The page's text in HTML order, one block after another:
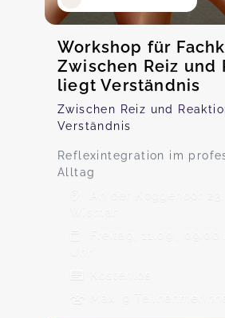
Workshop für
Zwischen Reiz und
liegt Verständnis
Zwischen Reiz und
Verständnis
Reflexintegration im
Alltag
An der Koggenoor 23,
Wismar
Freitag, 11.09., 09:00
Max. 9